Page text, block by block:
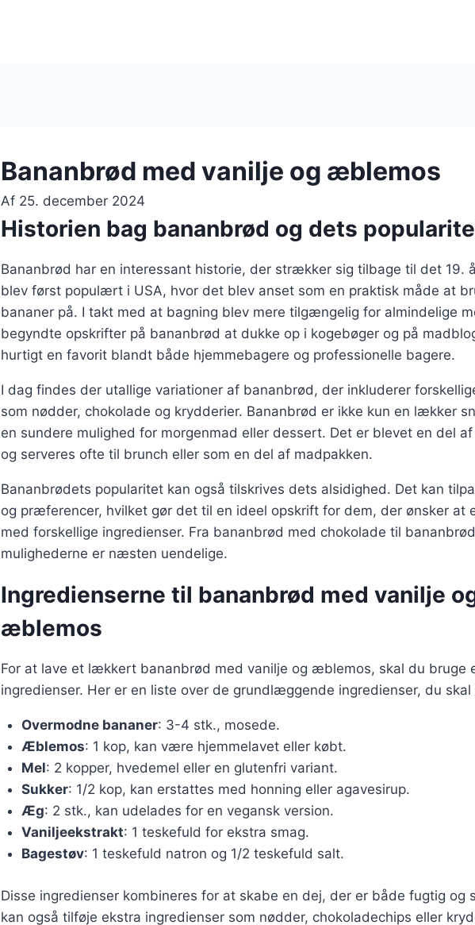
Bananbrød med vanilje og æblemos
Af 25. december 2024
Historien bag bananbrød og dets
Bananbrød har en interessant historie, der strækker sig tilbage til det 19.
blev først populært i USA, hvor det blev anset som en praktisk måde at
bananer på. I takt med at bagning blev mere tilgængelig for almindelige
begyndte opskrifter på bananbrød at dukke op i kogebøger og på
hurtigt en favorit blandt både hjemmebagere og professionelle bagere.
I dag findes der utallige variationer af bananbrød, der inkluderer
som nødder, chokolade og krydderier. Bananbrød er ikke kun en lækker
en sundere mulighed for morgenmad eller dessert. Det er blevet en del
og serveres ofte til brunch eller som en del af madpakken.
Bananbrødets popularitet kan også tilskrives dets alsidighed. Det kan
og præferencer, hvilket gør det til en ideel opskrift for dem, der ønsker at
med forskellige ingredienser. Fra bananbrød med chokolade til
mulighederne er næsten uendelige.
Ingredienserne til bananbrød med vanilje
æblemos
For at lave et lækkert bananbrød med vanilje og æblemos, skal du bruge
ingredienser. Her er en liste over de grundlæggende ingredienser, du skal
Overmodne bananer: 3-4 stk., mosede.
Æblemos: 1 kop, kan være hjemmelavet eller købt.
Mel: 2 kopper, hvedemel eller en glutenfri variant.
Sukker: 1/2 kop, kan erstattes med honning eller agavesirup.
Æg: 2 stk., kan udelades for en vegansk version.
Vaniljeekstrakt: 1 teskefuld for ekstra smag.
Bagestøv: 1 teskefuld natron og 1/2 teskefuld salt.
Disse ingredienser kombineres for at skabe en dej, der er både fugtig og
kan også tilføje ekstra ingredienser som nødder, chokoladechips eller